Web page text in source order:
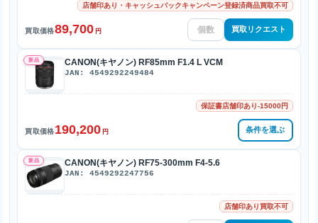
店舗印あり・キャッシュバックキャンペーン登録済商品買取不可
買取価格89,700 円 買取リクエスト
新品 CANON(キヤノン) RF85mm F1.4 L VCM
JAN: 4549292249484
保証書店舗印あり-15000円
買取価格190,200 円 条件を選ぶ
新品 CANON(キヤノン) RF75-300mm F4-5.6
JAN: 4549292247756
店舗印あり買取不可